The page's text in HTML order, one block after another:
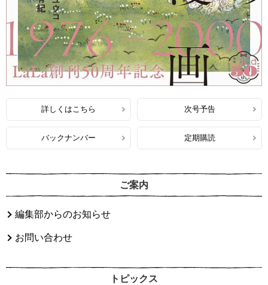
詳しくはこちら 次号予告
バックナンバー 定期購読
ご案内
編集部からのお知らせ
お問い合わせ
トピックス